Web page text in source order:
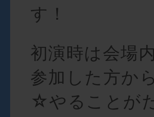
す！
初演時は会場
参加した方か
☆やることが